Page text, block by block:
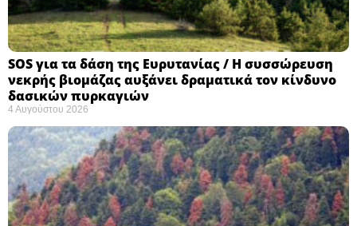
SOS για τα δάση της Ευρυτανίας / Η συσσώρευση
νεκρής βιομάζας αυξάνει δραματικά τον κίνδυνο
δασικών πυρκαγιών
4 Αυγούστου 2026